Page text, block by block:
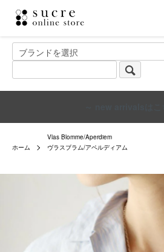
ホーム
Vlas Blomme/Aperdiem
ヴラスブラム/アペルディアム